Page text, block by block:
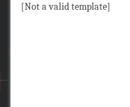
[Not a valid template]